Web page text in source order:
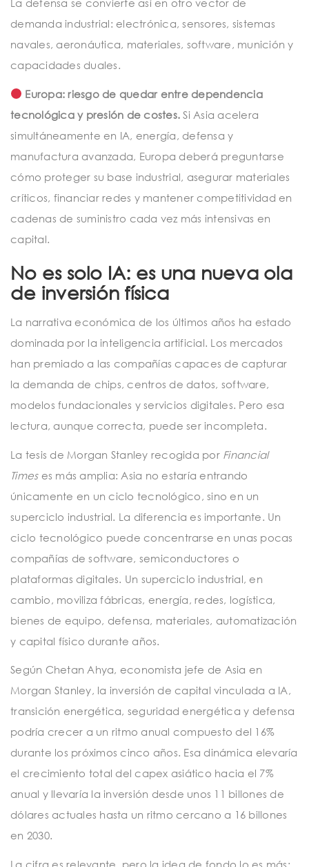
La defensa se convierte así en otro vector de
demanda industrial: electrónica, sensores, sistemas
navales, aeronáutica, materiales, software, munición y
capacidades duales.
Europa: riesgo de quedar entre dependencia
tecnológica y presión de costes. Si Asia acelera
simultáneamente en IA, energía, defensa y
manufactura avanzada, Europa deberá preguntarse
cómo proteger su base industrial, asegurar materiales
críticos, financiar redes y mantener competitividad en
cadenas de suministro cada vez más intensivas en
capital.
No es solo IA: es una nueva ola
de inversión física
La narrativa económica de los últimos años ha estado
dominada por la inteligencia artificial. Los mercados
han premiado a las compañías capaces de capturar
la demanda de chips, centros de datos, software,
modelos fundacionales y servicios digitales. Pero esa
lectura, aunque correcta, puede ser incompleta.
La tesis de Morgan Stanley recogida por Financial
Timeses más amplia: Asia no estaría entrando
únicamente en un ciclo tecnológico, sino en un
superciclo industrial. La diferencia es importante. Un
ciclo tecnológico puede concentrarse en unas pocas
compañías de software, semiconductores o
plataformas digitales. Un superciclo industrial, en
cambio, moviliza fábricas, energía, redes, logística,
bienes de equipo, defensa, materiales, automatización
y capital físico durante años.
Según Chetan Ahya, economista jefe de Asia en
Morgan Stanley, la inversión de capital vinculada a IA,
transición energética, seguridad energética y defensa
podría crecer a un ritmo anual compuesto del 16%
durante los próximos cinco años. Esa dinámica elevaría
el crecimiento total del capex asiático hacia el 7%
anual y llevaría la inversión desde unos 11 billones de
dólares actuales hasta un ritmo cercano a 16 billones
en 2030.
La cifra es relevante, pero la idea de fondo lo es más: